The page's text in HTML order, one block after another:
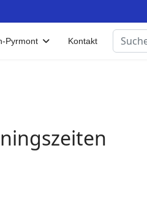
Pyrmont Kontakt Suchen